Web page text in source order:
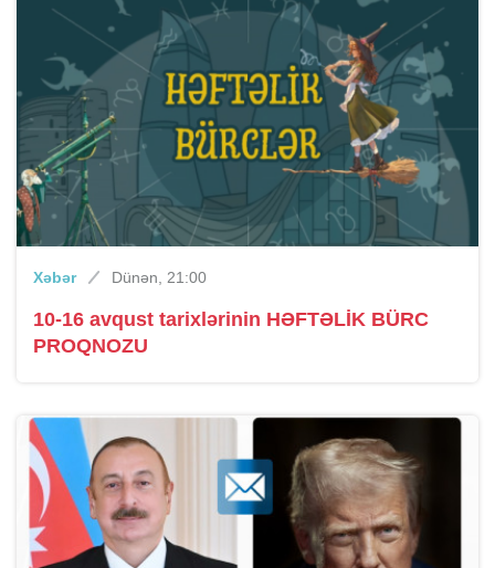
Xəbər Dünən, 21:00
10-16 avqust tarixlərinin HƏFTƏLİK BÜRC
PROQNOZU